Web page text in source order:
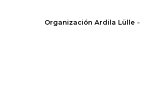
Organización Ardila Lülle -